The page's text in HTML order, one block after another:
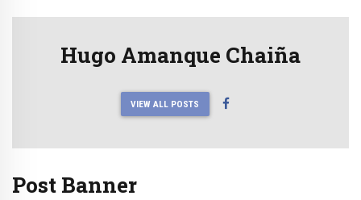
Hugo Amanque Chaiña
VIEW ALL POSTS
Post Banner